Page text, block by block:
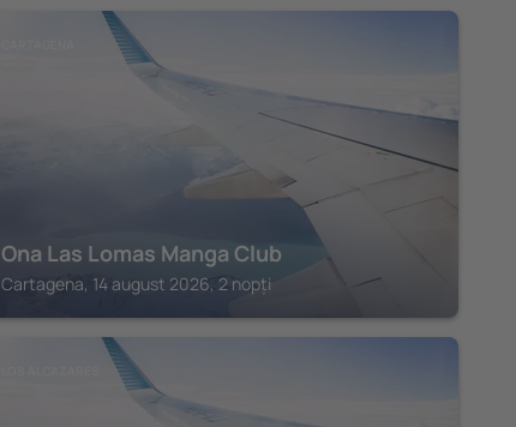
Ona Las Lomas Manga Club
Cartagena, 14 august 2026, 2 nopți